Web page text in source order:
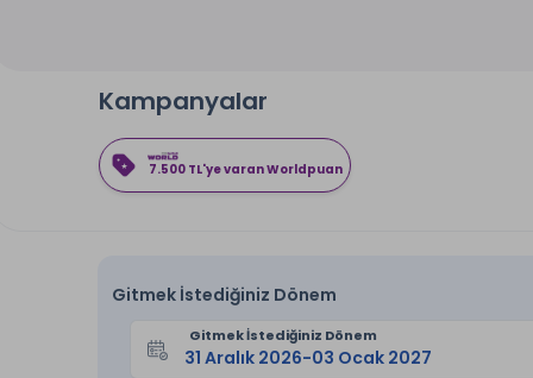
Kampanyalar
7.500 TL'ye varan Worldpuan
Gitmek İstediğiniz Dönem
Gitmek İstediğiniz Dönem